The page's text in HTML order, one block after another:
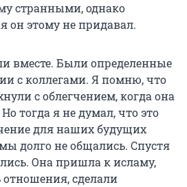
странными, однако
он этому не придавал.
вместе. Были определенные
с коллегами. Я помню, что
с облегчением, когда она
тогда я не думал, что это
для наших будущих
долго не общались. Спустя
Она пришла к исламу,
сделали